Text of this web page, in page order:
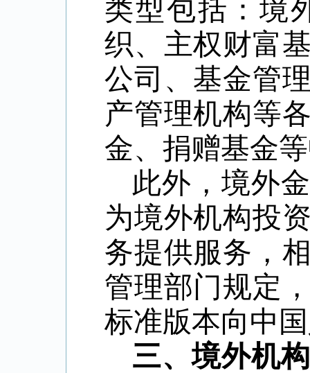
类型包括：境
织、主权财富
公司、基金管
产管理机构等
金、捐赠基金
此外，境外
为境外机构投
务提供服务，
管理部门规定
标准版本向中
三、境外机